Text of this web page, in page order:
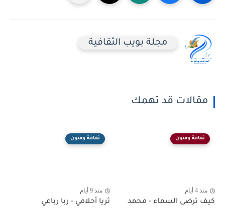
مجلة بويب الثقافية
مقالات قد تهمك
ثقافة وفنون
منذ 4 أيام
كيف ترضى السماء - محمد
ثقافة وفنون
منذ 9 أيام
ثريا أحلامي - ربا رباعي